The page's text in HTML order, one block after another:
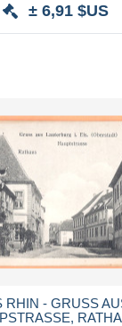
± 6,91 $US
RHIN - GRUSS